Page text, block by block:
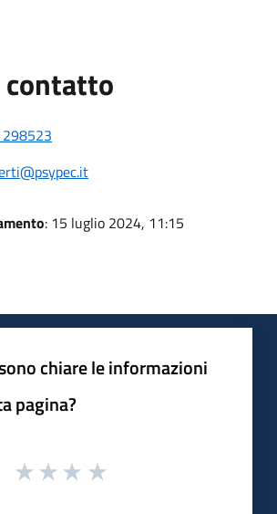
: 15 luglio 2024, 11:15
chiare le informazioni
pagina?